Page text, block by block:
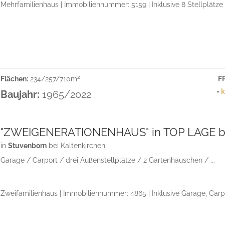
Mehrfamilienhaus | Immobiliennummer: 5159 | Inklusive 8 Stellplätze
Flächen:234/257/710m2
Baujahr: 1965/2022
-
"ZWEIGENERATIONENHAUS" in TOP LAGE
in Stuvenbornbei Kaltenkirchen
Garage / Carport / drei Außenstellplätze / 2 Gartenhäuschen / ...
Zweifamilienhaus | Immobiliennummer: 4865 | Inklusive Garage,